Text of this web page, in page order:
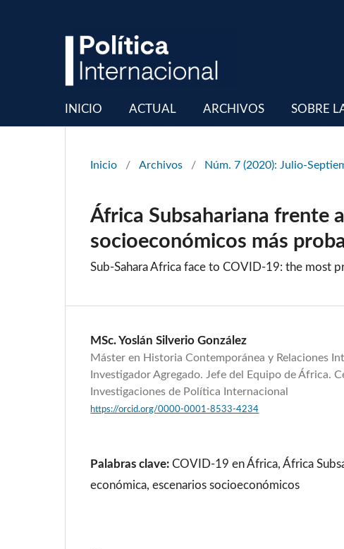
INICIO ACTUAL ARCHIVOS SOBRE
Inicio / Archivos / Núm. 7 (2020): Julio-
África Subsahariana frente
socioeconómicos más
Sub-Sahara Africa face to COVID-19: the most
MSc. Yoslán Silverio González
Máster en Historia Contemporánea y Relaciones
Investigador Agregado. Jefe del Equipo de África.
Investigaciones de Política Internacional
https://orcid.org/0000-0001-8533-4234
Palabras clave:COVID-19 en África, África
económica, escenarios socioeconómicos